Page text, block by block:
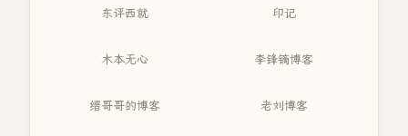
东评西就 印记
木本无心 李锋镝博客
缙哥哥的博客 老刘博客